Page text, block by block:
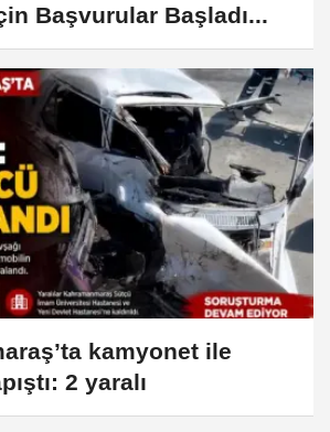
Başvurular Başladı...
kamyonet ile
2 yaralı